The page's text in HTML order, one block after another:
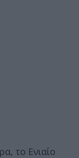
το Ενιαίο